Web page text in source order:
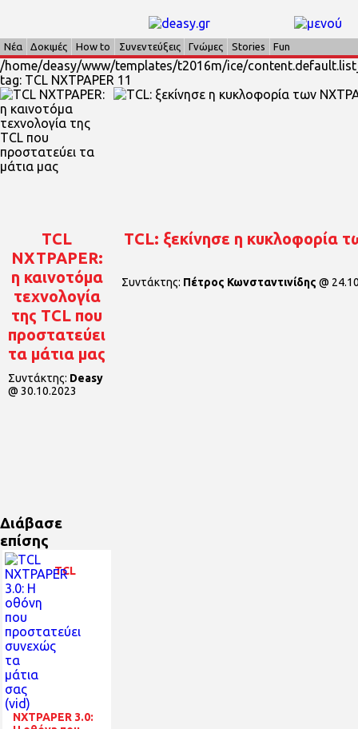
Νέα Δοκιμές How to Συνεντεύξεις Γνώμες Stories Fun
/home/deasy/www/templates/t2016m/ice/
tag: TCL NXTPAPER 11
TCL
NXTPAPER:
η καινοτόμα
τεχνολογία
της TCL που
προστατεύει
τα μάτια μας
Συντάκτης: Deasy
@ 30.10.2023
Διάβασε
επίσης
TCL
NXTPAPER 3.0:
TCL: ξεκίνησε η κυκλοφορία
Συντάκτης: Πέτρος Κωνσταντινίδης @